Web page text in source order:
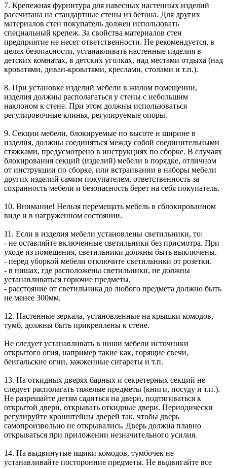
7. Крепежная фурнитура для навесных настенных изделий
рассчитана на стандартные стены из бетона. Для других
материалов стен покупатель должен использовать
специальный крепеж. За свойства материалов стен
предприятие не несет ответственности. Не рекомендуется, в
целях безопасности, устанавливать настенные изделия в
детских комнатах, в детских уголках, над местами отдыха (над
кроватями, диван-кроватями, креслами, столами и т.п.).
8. При установке изделий мебели в жилом помещении,
изделия должны располагаться у стены с небольшим
наклоном к стене. При этом должны использоваться
регулировочные клинья, регулируемые опоры.
9. Секции мебели, блокируемые по высоте и ширине в
изделия, должны соединяться между собой соединительными
стяжками, предусмотрено в инструкциях по сборке. В случаях
блокирования секций (изделий) мебели в порядке, отличном
от инструкции по сборке, или встраивании в наборы мебели
других изделий самим покупателем, ответственность за
сохранность мебели и безопасность берет на себя покупатель.
10. Внимание! Нельзя перемещать мебель в сблокированном
виде и в нагруженном состоянии.
11. Если в изделия мебели установлены светильники, то:
- не оставляйте включенные светильники без присмотра. При
уходе из помещения, светильники должны быть выключены.
- перед уборкой мебели отключите светильники от розетки.
- в нишах, где расположены светильники, не должны
устанавливаться горючие предметы.
- расстояние от светильника до любого предмета должно быть
не менее 300мм.
12. Настенные зеркала, установленные на крышки комодов,
тумб, должны быть прикреплены к стене.
Не следует устанавливать в ниши мебели источники
открытого огня, например такие как, горящие свечи,
бенгальские огни, зажженные сигареты и т.п.
13. На откидных дверях барных и секретерных секций не
следует располагать тяжелые предметы (книги, посуду и т.п.).
Не разрешайте детям садиться на двери, подтягиваться к
открытой двери, открывать откидные двери. Периодически
регулируйте кронштейны дверей так, чтобы дверь
самопроизвольно не открывались. Дверь должна плавно
открываться при приложении незначительного усилия.
14. На выдвинутые ящики комодов, тумбочек не
устанавливайте посторонние предметы. Не выдвигайте все